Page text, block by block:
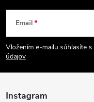
Z
á
p
ä
Email
Vložením e-mailu súhlasíte s
údajov
Instagram